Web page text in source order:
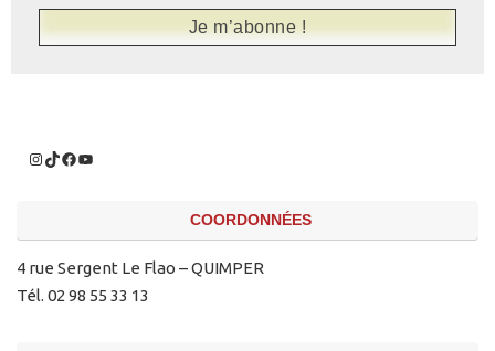
COORDONNÉES
4 rue Sergent Le Flao – QUIMPER
Tél. 02 98 55 33 13